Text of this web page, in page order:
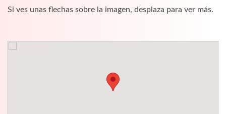
Si ves unas flechas sobre la imagen, desplaza para ver más.